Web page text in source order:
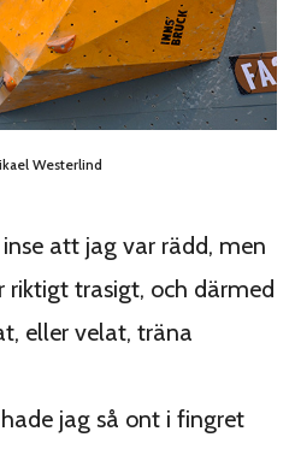
Westerlind
att jag var rädd, men
riktigt trasigt, och därmed
eller velat, träna
jag så ont i fingret